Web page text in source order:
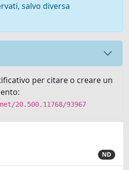
salvo diversa
per citare o creare un
20.500.11768/93967
ND